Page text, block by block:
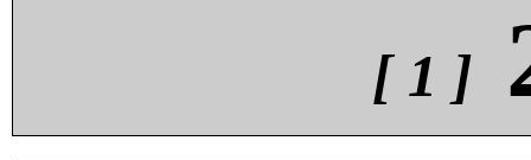
[ 1 ]